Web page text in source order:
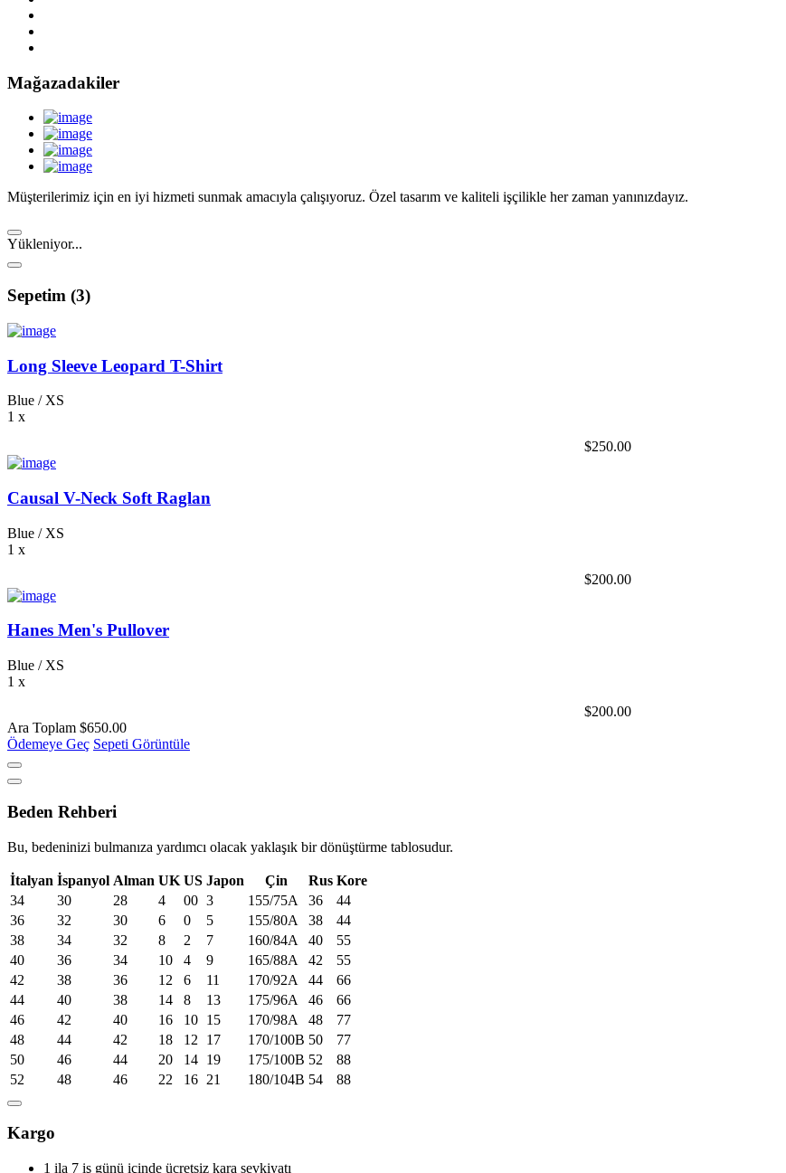
Mağazadakiler
Müşterilerimiz için en iyi hizmeti sunmak amacıyla çalışıyoruz. Özel tasarım ve kaliteli işçilikle her zaman yanınızdayız.
Yükleniyor...
Sepetim (3)
Long Sleeve Leopard T-Shirt
Blue / XS
1 x
$250.00
Causal V-Neck Soft Raglan
Blue / XS
1 x
$200.00
Hanes Men's Pullover
Blue / XS
1 x
$200.00
Ara Toplam $650.00
Ödemeye Geç Sepeti Görüntüle
Beden Rehberi
Bu, bedeninizi bulmanıza yardımcı olacak yaklaşık bir dönüştürme tablosudur.
İtalyan İspanyol Alman UK US Japon Çin Rus Kore
34
30 28 4 00 3 155/75A 36
44
36
32 30 6 0 5 155/80A 38
44
38
34 32 8 2 7 160/84A 40
55
40
36 34 10 4 9 165/88A 42
55
42
38 36 12 6 11 170/92A 44
66
44
40 38 14 8 13 175/96A 46
66
46
42 40 16 10 15 170/98A 48
77
48
44 42 18 12 17 170/100B 50
77
50
46 44 20 14 19 175/100B 52
88
52
48 46 22 16 21 180/104B 54 88
Kargo
1 ila 7 iş günü içinde ücretsiz kara sevkiyatı